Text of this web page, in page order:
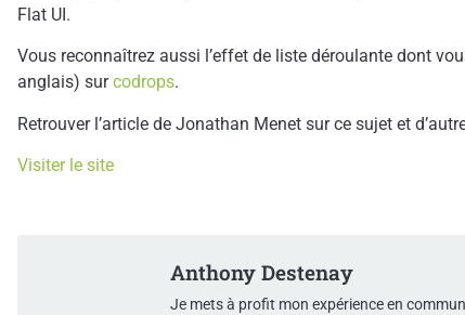
Flat UI.
Vous reconnaîtrez aussi l’effet de liste déroulante dont
anglais) surcodrops.
Retrouver l’article de Jonathan Menet sur ce sujet et
Visiter le site
Anthony Destenay
Je mets à profit mon expérience en